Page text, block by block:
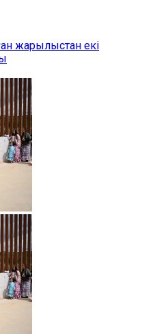
жарылыстан екі